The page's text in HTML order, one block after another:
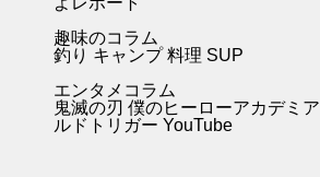
趣味のコラム
釣り キャンプ料理 SUP
エンタメコラム
鬼滅の刃 僕のヒーローアカデミア
ルドトリガー YouTube